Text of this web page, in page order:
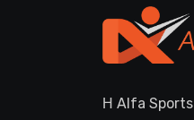
Η Alfa Sports